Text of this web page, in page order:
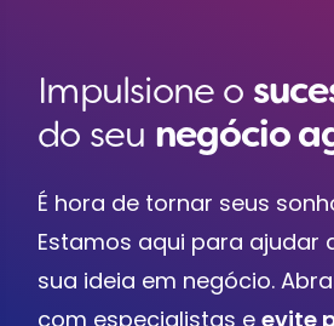
Impulsione o
do seu negócio
É hora de tornar seus
Estamos aqui para ajudar
sua ideia em negócio.
com especialistas eevite